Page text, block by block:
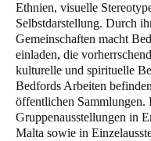
Ethnien, visuelle
Selbstdarstellung. Durch
Gemeinschaften macht
einladen, die
kulturelle und spirituelle
Bedfords Arbeiten
öffentlichen
Gruppenausstellungen in
Malta sowie in